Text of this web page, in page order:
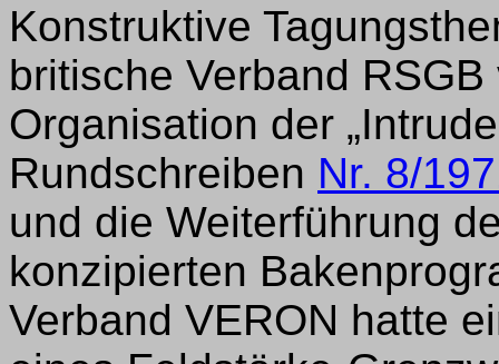
Konstruktive
britische Verband
Organisation der
Rundschreiben Nr. 8/
und die Weiterführung
konzipierten
Verband VERON hatte